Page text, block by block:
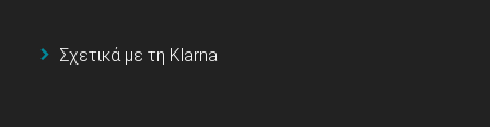
Σχετικά με τη Klarna